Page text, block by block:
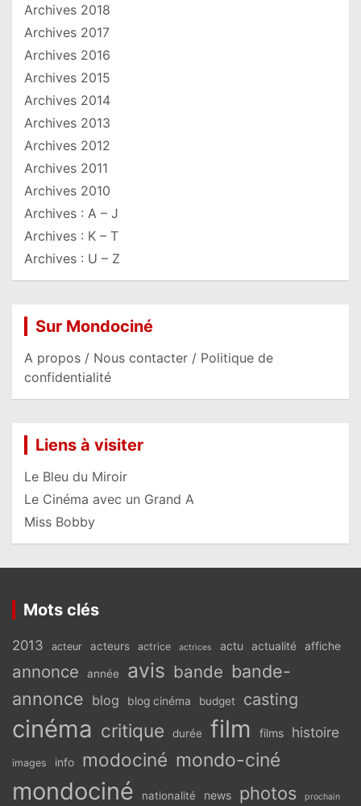
Archives 2018
Archives 2017
Archives 2016
Archives 2015
Archives 2014
Archives 2013
Archives 2012
Archives 2011
Archives 2010
Archives : A – J
Archives : K – T
Archives : U – Z
Sur Mondociné
A propos / Nous contacter / Politique de
confidentialité
Liens à visiter
Le Bleu du Miroir
Le Cinéma avec un Grand A
Miss Bobby
Mots clés
2013 acteur acteurs actrice actrices actu actualité affiche
annonce année avis bande bande-
annonce blog blog cinéma budget casting
cinéma critique durée film films histoire
images info modociné mondo-ciné
mondociné nationalité news photos prochain